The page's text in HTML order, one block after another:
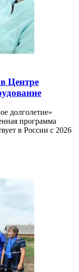
Центре
долголетие»
программа
в России с 2026